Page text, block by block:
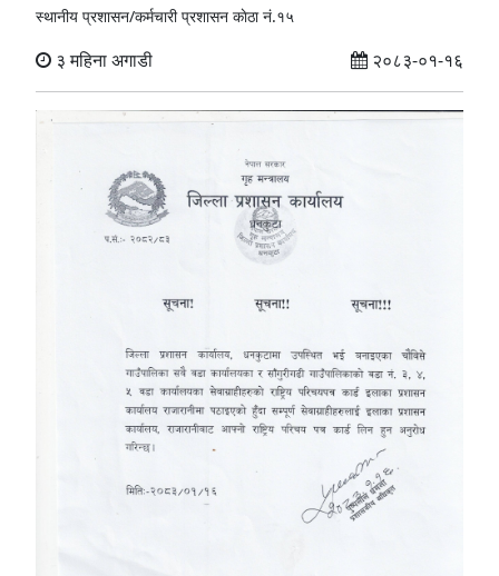
स्थानीय प्रशासन/कर्मचारी प्रशासन काेठा नं.१५
३ महिना अगाडी २०८३-०१-१६